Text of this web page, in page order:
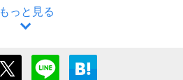
もっと見る